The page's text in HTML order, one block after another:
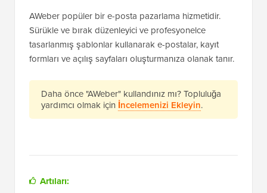
AWeber popüler bir e-posta pazarlama hizmetidir.
Sürükle ve bırak düzenleyici ve profesyonelce
tasarlanmış şablonlar kullanarak e-postalar, kayıt
formları ve açılış sayfaları oluşturmanıza olanak tanır.
Daha önce "AWeber" kullandınız mı? Topluluğa
yardımcı olmak için İncelemenizi Ekleyin.
Artıları: